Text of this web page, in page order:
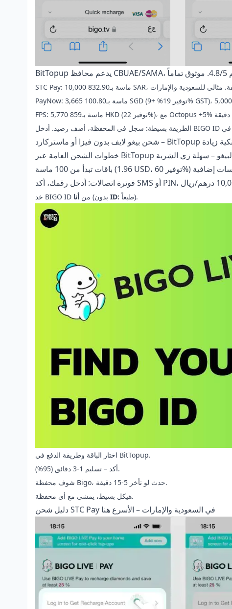
شحن بيغو لايف بدون فيزا أو ماستركارد
خطوات الشحن العامة عبر BitTopup لبيغو – سهلة زي الشربة
خد BIGO ID من أنا ID: طبعاً).
اختار الباقة وطريقة الدفع في BitTopup.
أكد – تسليم 1-3 دقائق (95%).
شوف محفظة Bigo، حدث لو تأخر 5-15 دقيقة.
هيكل بسيط، يمشي مع أي محفظة.
دليل شحن STC Pay في السعودية والإمارات – الأسرع هنا